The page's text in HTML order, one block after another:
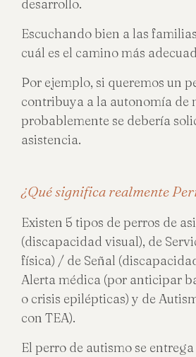
desarrollo.
Escuchando bien a las
cuál es el camino más
Por ejemplo, si queremos un
contribuya a la autonomía de
probablemente se debería
asistencia.
¿Qué significa realmente
Existen 5 tipos de perros de
(discapacidad visual), de
física) / de Señal
Alerta médica (por anticipar
o crisis epilépticas) y de
con TEA).
El perro de autismo se